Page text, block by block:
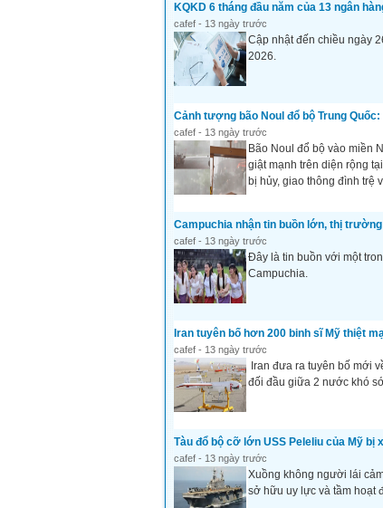
KQKD 6 tháng đầu năm của 13 ngân
cafef - 13 ngày trước
Cập nhật đến chiều ngày
2026.
Cảnh tượng bão Noul đổ bộ Trung
cafef - 13 ngày trước
Bão Noul đổ bộ vào miền
giật mạnh trên diện rộng
bị hủy, giao thông đình trệ
Campuchia nhận tin buồn lớn, thị
cafef - 13 ngày trước
Đây là tin buồn với một
Campuchia.
Iran tuyên bố hơn 200 binh sĩ Mỹ thiệt
cafef - 13 ngày trước
Iran đưa ra tuyên bố mới
đối đầu giữa 2 nước khó
Tàu đổ bộ cỡ lớn USS Peleliu của Mỹ bị
cafef - 13 ngày trước
Xuồng không người lái
sở hữu uy lực và tầm hoạt